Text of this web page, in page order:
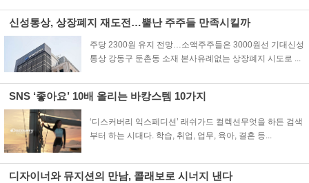
신성통상, 상장폐지 재도전…뿔난 주주들 만족시킬까
주당 2300원 유지 전망…소액주주들은 3000원선 기대신성
통상 강동구 둔촌동 소재 본사유례없는 상장폐지 시도로 ...
SNS ‘좋아요’ 10배 올리는 바캉스템 10가지
‘디스커버리 익스페디션’ 래쉬가드 컬렉션무엇을 하든 검색
부터 하는 시대다. 학습, 취업, 업무, 육아, 결혼 등...
디자이너와 뮤지션의 만남, 콜래보로 시너지 낸다